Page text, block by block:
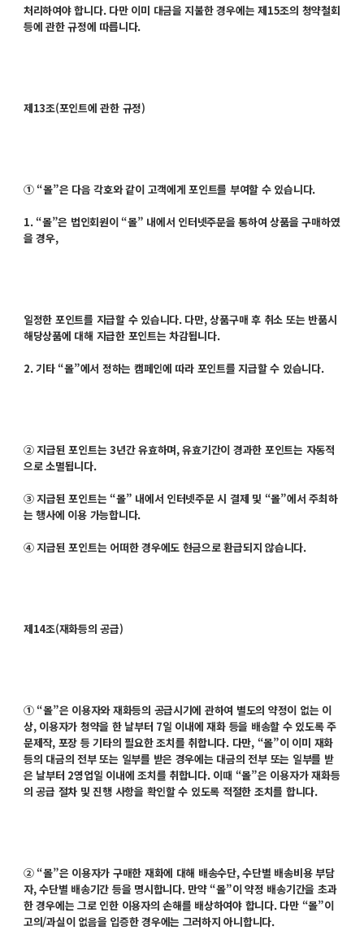
처리하여야 합니다. 다만 이미 대금을 지불한 경우에는 제15조의 청약철회
등에 관한 규정에 따릅니다.
제13조(포인트에 관한 규정)
① “몰”은 다음 각호와 같이 고객에게 포인트를 부여할 수 있습니다.
1. “몰”은 법인회원이 “몰” 내에서 인터넷주문을 통하여 상품을 구매하였
을 경우,
일정한 포인트를 지급할 수 있습니다. 다만, 상품구매 후 취소 또는 반품시
해당상품에 대해 지급한 포인트는 차감됩니다.
2. 기타 “몰”에서 정하는 캠페인에 따라 포인트를 지급할 수 있습니다.
② 지급된 포인트는 3년간 유효하며, 유효기간이 경과한 포인트는 자동적
으로 소멸됩니다.
③ 지급된 포인트는 “몰” 내에서 인터넷주문 시 결제 및 “몰”에서 주최하
는 행사에 이용 가능합니다.
④ 지급된 포인트는 어떠한 경우에도 현금으로 환급되지 않습니다.
제14조(재화등의 공급)
① “몰”은 이용자와 재화등의 공급시기에 관하여 별도의 약정이 없는 이
상, 이용자가 청약을 한 날부터 7일 이내에 재화 등을 배송할 수 있도록 주
문제작, 포장 등 기타의 필요한 조치를 취합니다. 다만, “몰”이 이미 재화
등의 대금의 전부 또는 일부를 받은 경우에는 대금의 전부 또는 일부를 받
은 날부터 2영업일 이내에 조치를 취합니다. 이때 “몰”은 이용자가 재화등
의 공급 절차 및 진행 사항을 확인할 수 있도록 적절한 조치를 합니다.
② “몰”은 이용자가 구매한 재화에 대해 배송수단, 수단별 배송비용 부담
자, 수단별 배송기간 등을 명시합니다. 만약 “몰”이 약정 배송기간을 초과
한 경우에는 그로 인한 이용자의 손해를 배상하여야 합니다. 다만 “몰”이
고의/과실이 없음을 입증한 경우에는 그러하지 아니합니다.